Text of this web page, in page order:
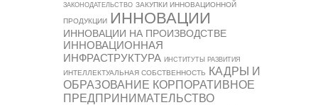
ЗАКОНОДАТЕЛЬСТВО ЗАКУПКИ ИННОВАЦИОННОЙ
ПРОДУКЦИИ ИННОВАЦИИ
ИННОВАЦИИ НА ПРОИЗВОДСТВЕ
ИННОВАЦИОННАЯ
ИНФРАСТРУКТУРА ИНСТИТУТЫ РАЗВИТИЯ
ИНТЕЛЛЕКТУАЛЬНАЯ СОБСТВЕННОСТЬ КАДРЫ И
ОБРАЗОВАНИЕ КОРПОРАТИВНОЕ
ПРЕДПРИНИМАТЕЛЬСТВО